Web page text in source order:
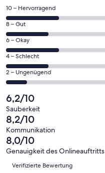
einem
neuen
Fenster
geöffnet
5
von
insgesamt
20
Gästebewertungen
haben
eine
Bewertung
von
10
-
Hervorragend
10 – Hervorragend
4
von
insgesamt
20
Gästebewertungen
haben
Bewertung
von
8
-
Gut
8 – Gut
5
von
insgesamt
20
Gästebewertungen
haben
eine
Bewertung
von
6
-
Okay
6 – Okay
4
von
insgesamt
Gästebewertungen
haben
eine
Bewertung
von
4
4 – Schlecht
2
von
insgesamt
20
Gästebewertungen
haben
eine
Bewertung
2 – Ungenügend
6,2/10
Sauberkeit
8,2/10
Kommunikation
8,0/10
Genauigkeit des Onlineauftritts
Bewertungen
Verifizierte Bewertung